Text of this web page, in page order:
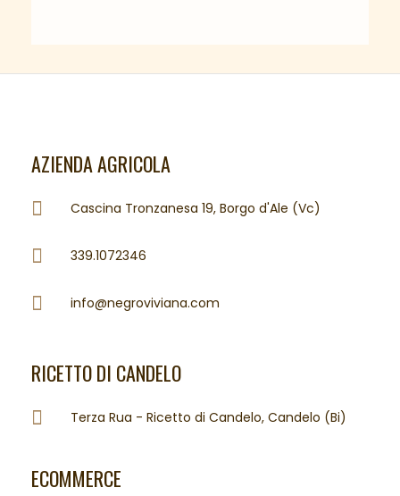
AZIENDA AGRICOLA
Cascina Tronzanesa 19, Borgo d'Ale (Vc)
339.1072346
info@negroviviana.com
RICETTO DI CANDELO
Terza Rua - Ricetto di Candelo, Candelo (Bi)
ECOMMERCE